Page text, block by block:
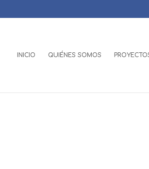
INICIO QUIÉNES SOMOS